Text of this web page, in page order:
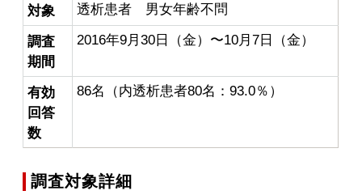
対象
透析患者 男女年齢不問
調査
期間
2016年9月30日（金）〜10月7日（金）
有効
回答
数
86名（内透析患者80名：93.0％）
調査対象詳細